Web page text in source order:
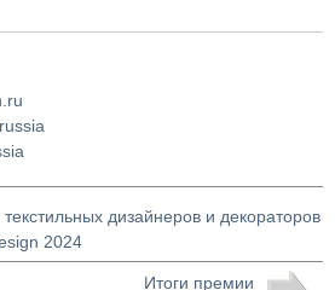
дизайнеров и декораторов
2024
Итоги премии